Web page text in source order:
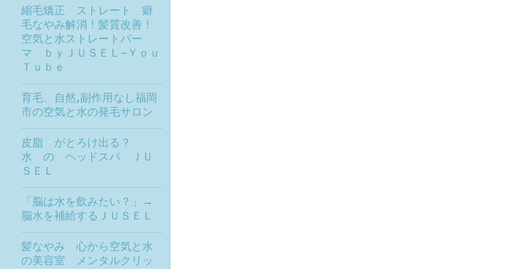
縮毛矯正 ストレート 癖
毛なやみ解消！髪質改善！
空気と水ストレートパー
マ ｂｙＪＵＳＥＬ-Ｙｏｕ
Ｔｕｂｅ
育毛、自然,副作用なし福岡
市の空気と水の発毛サロン
皮脂 がとろけ出る？
水 の ヘッドスパ ＪＵ
ＳＥＬ
「脳は水を飲みたい？」→
脳水を補給するＪＵＳＥＬ
髪なやみ 心から空気と水
の美容室 メンタルクリッ